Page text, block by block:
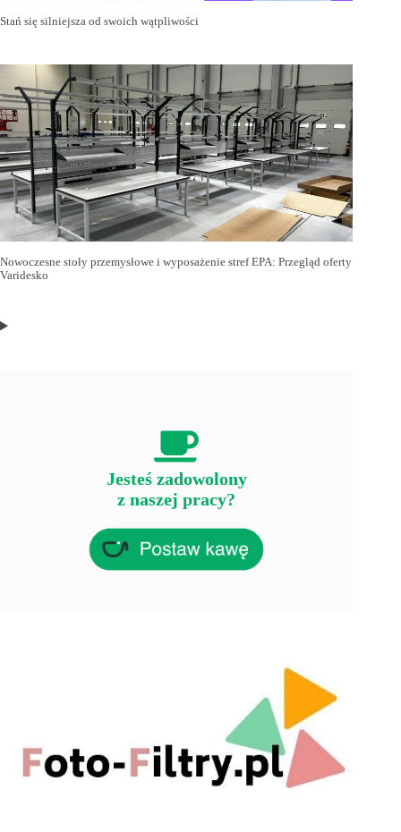
Stań się silniejsza od swoich wątpliwości
Nowoczesne stoły przemysłowe i wyposażenie stref EPA: Przegląd oferty
Varidesko
Jesteś zadowolony
z naszej pracy?